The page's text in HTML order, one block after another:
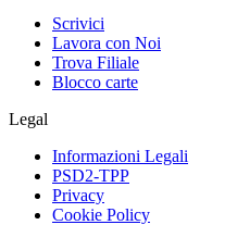
Scrivici
Lavora con Noi
Trova Filiale
Blocco carte
Legal
Informazioni Legali
PSD2-TPP
Privacy
Cookie Policy